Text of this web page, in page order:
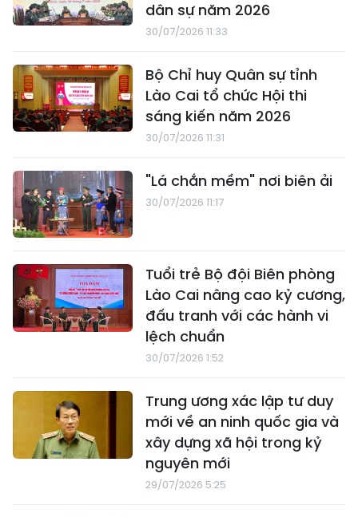
dân sự năm 2026
30/07/2026 11:33
Bộ Chỉ huy Quân sự tỉnh
Lào Cai tổ chức Hội thi
sáng kiến năm 2026
30/07/2026 11:31
"Lá chắn mềm" nơi biên ải
30/07/2026 11:17
Tuổi trẻ Bộ đội Biên phòng
Lào Cai nâng cao kỷ cương,
đấu tranh với các hành vi
lệch chuẩn
30/07/2026 1:52
Trung ương xác lập tư duy
mới về an ninh quốc gia và
xây dựng xã hội trong kỷ
nguyên mới
29/07/2026 5:25